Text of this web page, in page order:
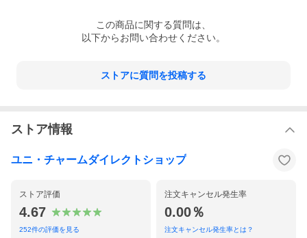
極ぴたフィット構造でモレ安心
ナプキンを引き上げてスキマにフィット
この商品に関する質問は、
以下からお問い合わせください。
ストアに質問を投稿する
ストア情報
ユニ・チャームダイレクトショップ
ストア評価
4.67
252件の評価を見る
注文キャンセル発生率
0.00％
注文キャンセル発生率とは？